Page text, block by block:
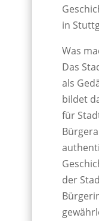
in
Was
Das
als
bildet
für
der